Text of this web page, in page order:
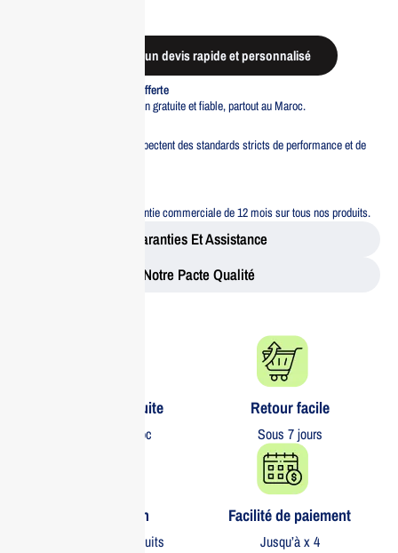
Demander un devis rapide et personnalisé
Livraison standard offerte
Profitez d’une livraison gratuite et fiable, partout au Maroc.
Tous nos produits respectent des standards stricts de performance et de
Bénéficiez d’une garantie commerciale de 12 mois sur tous nos produits.
Garanties Et Assistance
Notre Pacte Qualité
Livraison gratuite​
partout au Maroc
Retour facile​
Sous 7 jours
Garantie 1 an
Sur tous nos produits
Facilité de paiement
Jusqu’à x 4